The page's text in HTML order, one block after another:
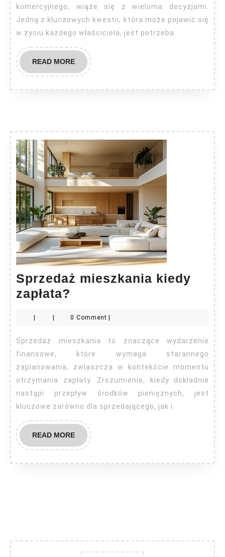
komercyjnego, wiąże się z wieloma decyzjami.
Jedną z kluczowych kwestii, która może pojawić się
w życiu każdego właściciela, jest potrzeba
READ MOREREAD
MORE
Sprzedaż mieszkania kiedy
zapłata?
kiedy
zapłata?
0 Comment
Sprzedaż mieszkania to znaczące wydarzenie
finansowe, które wymaga starannego
zaplanowania, zwłaszcza w kontekście momentu
otrzymania zapłaty. Zrozumienie, kiedy dokładnie
nastąpi przepływ środków pieniężnych, jest
kluczowe zarówno dla sprzedającego, jak i
READ MOREREAD
MORE